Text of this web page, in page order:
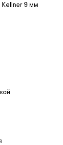
9 мм